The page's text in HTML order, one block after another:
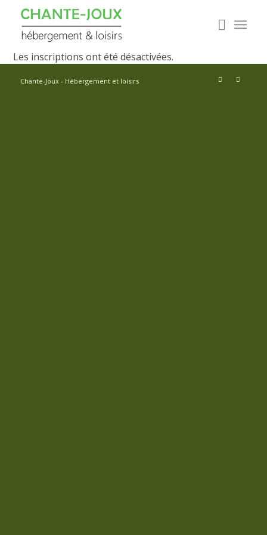
Les inscriptions ont été désactivées.
Chante-Joux - Hébergement et loisirs